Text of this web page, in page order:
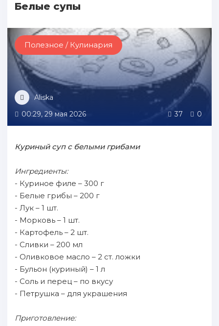
Белые супы
Полезное / Кулинария
Aliska
00:29, 29 мая 2026
37 0
Куриный суп с белыми грибами
Ингредиенты:
- Куриное филе – 300 г
- Белые грибы – 200 г
- Лук – 1 шт.
- Морковь – 1 шт.
- Картофель – 2 шт.
- Сливки – 200 мл
- Оливковое масло – 2 ст. ложки
- Бульон (куриный) – 1 л
- Соль и перец – по вкусу
- Петрушка – для украшения
Приготовление: